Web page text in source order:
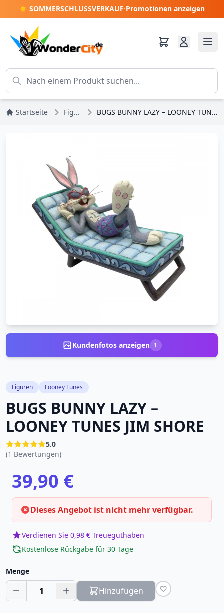
☀️ SOMMERSCHLUSSVERKAUF·Promotionen anzeigen
Startseite Figuren BUGS BUNNY LAZY – LOONEY TUNES JIM SHORE
Kundenfotos anzeigen 1
Figuren Looney Tunes
BUGS BUNNY LAZY –
LOONEY TUNES JIM SHORE
5.0
(1 Bewertungen)
39,90 €
Dieses Angebot ist nicht mehr verfügbar.
Verdienen Sie 0,98 € Treueguthaben
Kostenlose Rückgabe für 30 Tage
Menge
1 Hinzufügen